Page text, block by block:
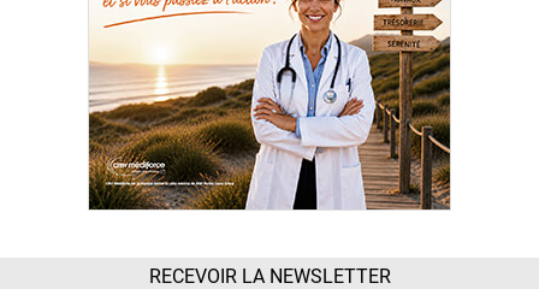
RECEVOIR LA NEWSLETTER